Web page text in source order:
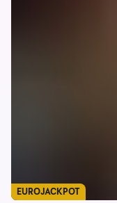
EUROJACKPOT